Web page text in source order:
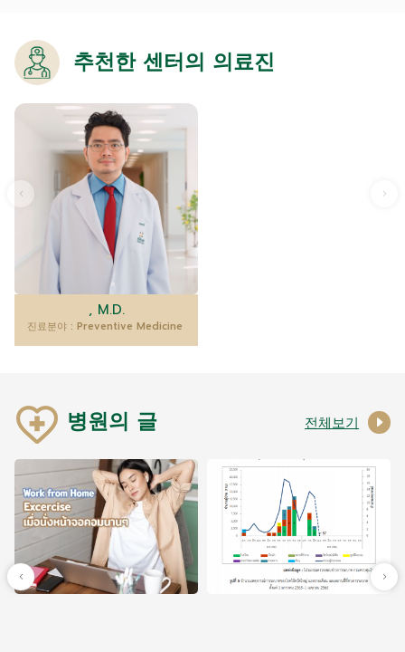
추천한 센터의 의료진
, M.D.
진료분야 : Preventive Medicine
병원의 글 전체보기